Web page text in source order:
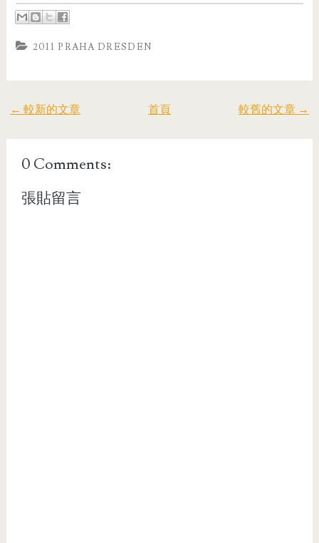
2011 PRAHA DRESDEN
← 較新的文章 較舊的文章 →
首頁
0 Comments:
張貼留言